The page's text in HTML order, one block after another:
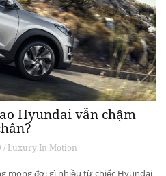
Hyundai vẫn chậm
/ Luxury In Motion
mong đợi gì nhiều từ chiếc Hyundai